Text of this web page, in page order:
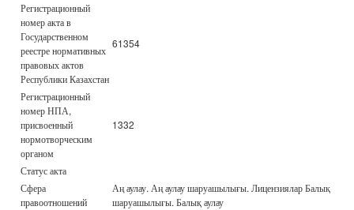
Регистрационный
номер акта в
Государственном
реестре нормативных
правовых актов
Республики Казахстан
61354
Регистрационный
номер НПА,
присвоенный
нормотворческим
органом
1332
Статус акта
Сфера
правоотношений
Аң аулау. Аң аулау шаруашылығы. Лицензиялар Балық
шаруашылығы. Балық аулау